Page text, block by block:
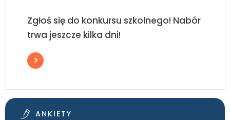
Zgłoś się do konkursu szkolnego! Nabór
trwa jeszcze kilka dni!
ANKIETY